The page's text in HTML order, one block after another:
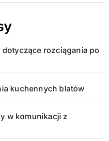
rozciągania po
kuchennych blatów
w komunikacji z